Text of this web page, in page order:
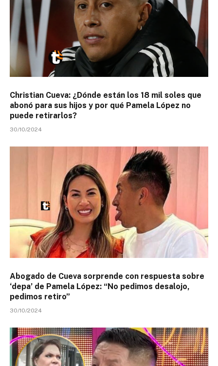
Christian Cueva: ¿Dónde están los 18 mil soles que
abonó para sus hijos y por qué Pamela López no
puede retirarlos?
30/10/2024
Abogado de Cueva sorprende con respuesta sobre
‘depa’ de Pamela López: “No pedimos desalojo,
pedimos retiro”
30/10/2024